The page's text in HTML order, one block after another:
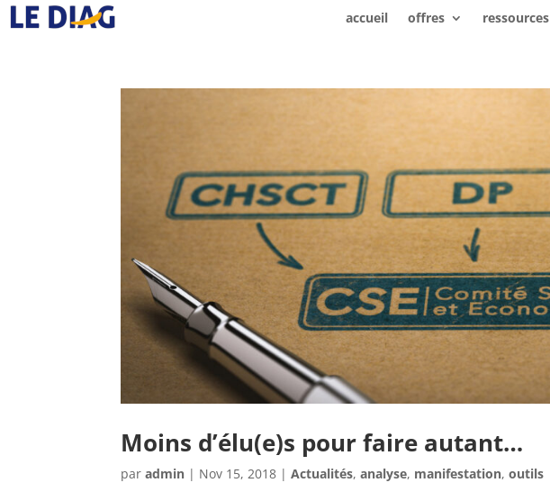
accueil offres ressources
Moins d’élu(e)s pour faire autant…
paradmin | Nov 15, 2018 |Actualités,analyse, manifestation,outils